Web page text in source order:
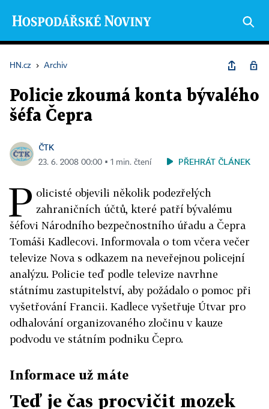
HN.cz › Archiv
Policie zkoumá konta bývalého
šéfa Čepra
ČTK
23. 6. 2008 00:00 ▪ 1 min. čtení PŘEHRÁT ČLÁNEK
P olicisté objevili několik podezřelých
zahraničních účtů, které patří bývalému
šéfovi Národního bezpečnostního úřadu a Čepra
Tomáši Kadlecovi. Informovala o tom včera večer
televize Nova s odkazem na neveřejnou policejní
analýzu. Policie teď podle televize navrhne
státnímu zastupitelství, aby požádalo o pomoc při
vyšetřování Francii. Kadlece vyšetřuje Útvar pro
odhalování organizovaného zločinu v kauze
podvodu ve státním podniku Čepro.
Informace už máte
Teď je čas procvičit mozek